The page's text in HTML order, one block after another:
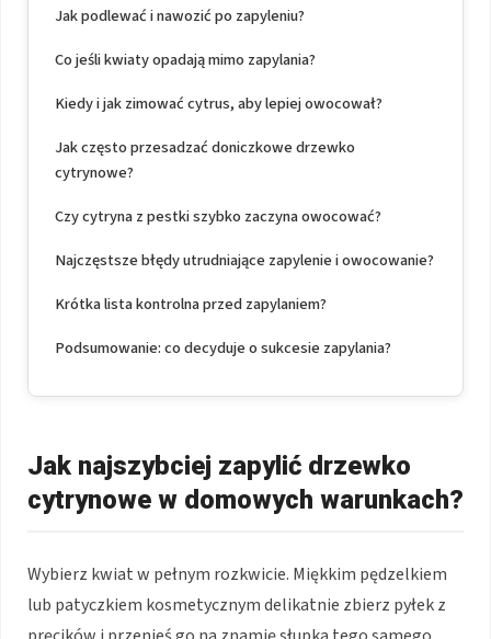
Jak podlewać i nawozić po zapyleniu?
Co jeśli kwiaty opadają mimo zapylania?
Kiedy i jak zimować cytrus, aby lepiej owocował?
Jak często przesadzać doniczkowe drzewko
cytrynowe?
Czy cytryna z pestki szybko zaczyna owocować?
Najczęstsze błędy utrudniające zapylenie i owocowanie?
Krótka lista kontrolna przed zapylaniem?
Podsumowanie: co decyduje o sukcesie zapylania?
Jak najszybciej zapylić drzewko
cytrynowe w domowych warunkach?
Wybierz kwiat w pełnym rozkwicie. Miękkim pędzelkiem
lub patyczkiem kosmetycznym delikatnie zbierz pyłek z